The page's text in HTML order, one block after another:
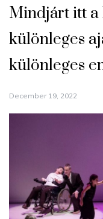
Mindjárt itt a
különleges
különleges
December 19, 2022